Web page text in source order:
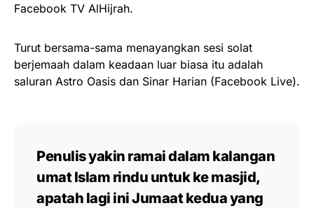
Facebook TV AlHijrah.
Turut bersama-sama menayangkan sesi solat
berjemaah dalam keadaan luar biasa itu adalah
saluran Astro Oasis dan Sinar Harian (Facebook Live).
Penulis yakin ramai dalam kalangan
umat Islam rindu untuk ke masjid,
apatah lagi ini Jumaat kedua yang